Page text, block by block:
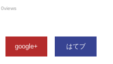
0views
google+ はてブ